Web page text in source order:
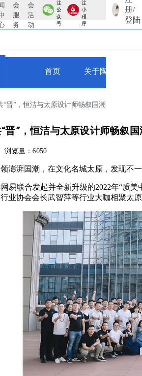
会
服
务
会
活
动
注
公
众
号
注
小
程
序
册/
登陆
首页 关于陶博会
“晋”，恒洁与太原设计师畅叙国潮
晋”，恒洁与太原设计师畅叙国
浏览量：6050
湃国潮，在文化名城太原，发现不一
联合发起并全新升级的2022年“质美
业协会会长武智萍等行业大咖相聚太